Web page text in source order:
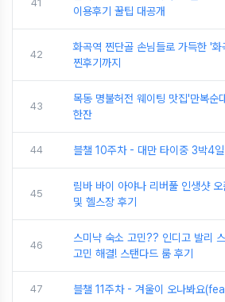
41
이용후기 꿀팁 대공개
42
화곡역 찐단골 손님들로 가득한 '
찐후기까지
43
목동 명불허전 웨이팅 맛집'만복순
한잔
44 블챌 10주차 - 대만 타이중 3박4
45
림바 바이 아야나 리버풀 인생샷
및 헬스장 후기
46
스미냑 숙소 고민?? 인디고 발리
고민 해결! 스탠다드 룸 후기
47 블챌 11주차 - 겨울이 오나봐요